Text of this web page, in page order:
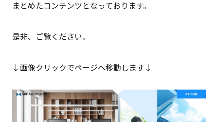
まとめたコンテンツとなっております。
是非、ご覧ください。
↓画像クリックでページへ移動します↓